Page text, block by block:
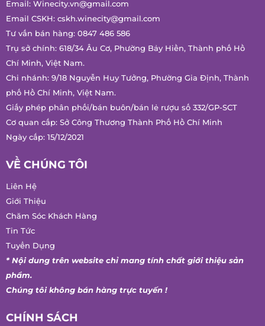
Email: Winecity.vn@gmail.com
Email CSKH: cskh.winecity@gmail.com
Tư vấn bán hàng: 0847 486 586
Trụ sở chính: 618/34 Âu Cơ, Phường Bảy Hiền, Thành phố Hồ
Chí Minh, Việt Nam.
Chi nhánh: 9/18 Nguyễn Huy Tưởng, Phường Gia Định, Thành
phố Hồ Chí Minh, Việt Nam.
Giấy phép phân phối/bán buôn/bán lẻ rượu số 332/GP-SCT
Cơ quan cấp: Sở Công Thương Thành Phố Hồ Chí Minh
Ngày cấp: 15/12/2021
VỀ CHÚNG TÔI
Liên Hệ
Giới Thiệu
Chăm Sóc Khách Hàng
Tin Tức
Tuyển Dụng
* Nội dung trên website chỉ mang tính chất giới thiệu sản
phẩm.
Chúng tôi không bán hàng trực tuyến !
CHÍNH SÁCH